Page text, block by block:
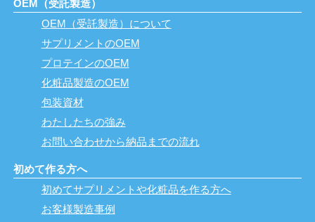
OEM（受託製造）
OEM（受託製造）について
サプリメントのOEM
プロテインのOEM
化粧品製造のOEM
包装資材
わたしたちの強み
お問い合わせから納品までの流れ
初めて作る方へ
初めてサプリメントや化粧品を作る方へ
お客様製造事例